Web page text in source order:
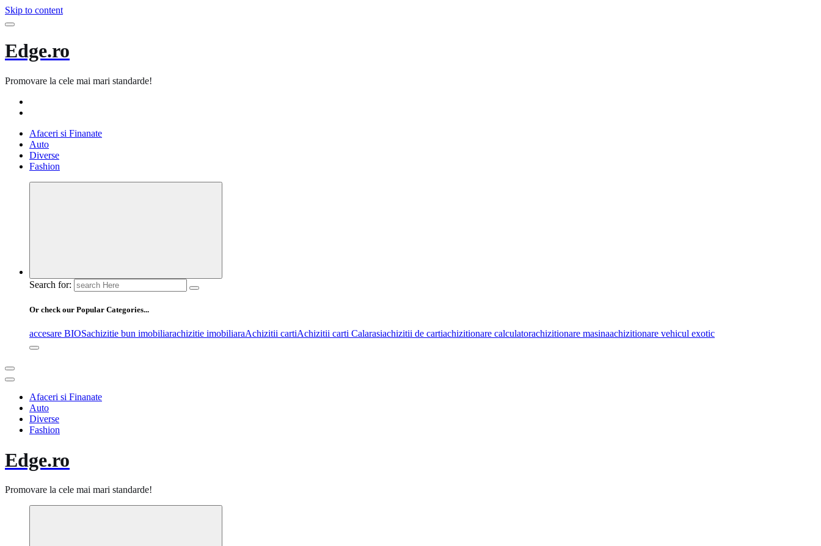
Skip to content
Edge.ro
Promovare la cele mai mari standarde!
Afaceri si Finanate
Auto
Diverse
Fashion
Search for:
Or check our Popular Categories...
accesare BIOSachizitie bun imobiliarachizitie imobiliaraAchizitii cartiAchizitii carti Calarasiachizitii de cartiachizitionare calculatorachizitionare masinaachizitionare vehicul exotic
Afaceri si Finanate
Auto
Diverse
Fashion
Edge.ro
Promovare la cele mai mari standarde!